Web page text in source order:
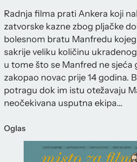
Radnja filma prati Ankera koji
zatvorske kazne zbog pljačke
bolesnom bratu Manfredu
sakrije veliku količinu
u tome što se Manfred ne sjeća
zakopao novac prije 14 godina.
potragu dok im istu otežavaju
neočekivana usputna ekipa…
Oglas